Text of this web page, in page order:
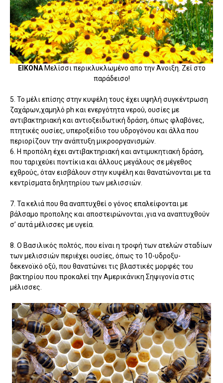
ΕΙΚΟΝΑΜελίσσι περικλυκλωμένο απο την Άνοιξη. Ζεί στο
παράδεισο!
5. Το μέλι επίσης στην κυψέλη τους έχει υψηλή συγκέντρωση
ζαχάρων,χαμηλό ph και ενεργότητα νερού, ουσίες με
αντιβακτηριακή και αντιοξειδωτική δράση, όπως φλαβόνες,
πτητικές ουσίες, υπεροξείδιο του υδρογόνου και άλλα που
περιορίζουν την ανάπτυξη μικροοργανισμών.
6. Η προπόλη έχει αντιβακτηριακή και αντιμυκητιακή δράση,
που ταριχεύει ποντίκια και άλλους μεγάλους σε μέγεθος
εχθρούς, όταν εισβάλουν στην κυψέλη και θανατώνονται με τα
κεντρίσματα δηλητηρίου των μελισσιών.
7. Τα κελιά που θα αναπτυχθεί ο γόνος επαλείφονται με
βάλσαμο προπολης και αποστειρώνονται ,για να αναπτυχθούν
σ’ αυτά μέλισσες με υγεία.
8. Ο Βασιλικός πολτός, που είναι η τροφή των ατελών σταδίων
των μελισσιών περιέχει ουσίες, όπως το 10-υδροξυ-
δεκενοϊκό οξύ, που θανατώνει τις βλαστικές μορφές του
βακτηρίου που προκαλεί την Αμερικάνικη Σηψιγονία στις
μέλισσες.